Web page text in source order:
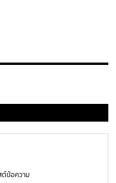
ข้อความ